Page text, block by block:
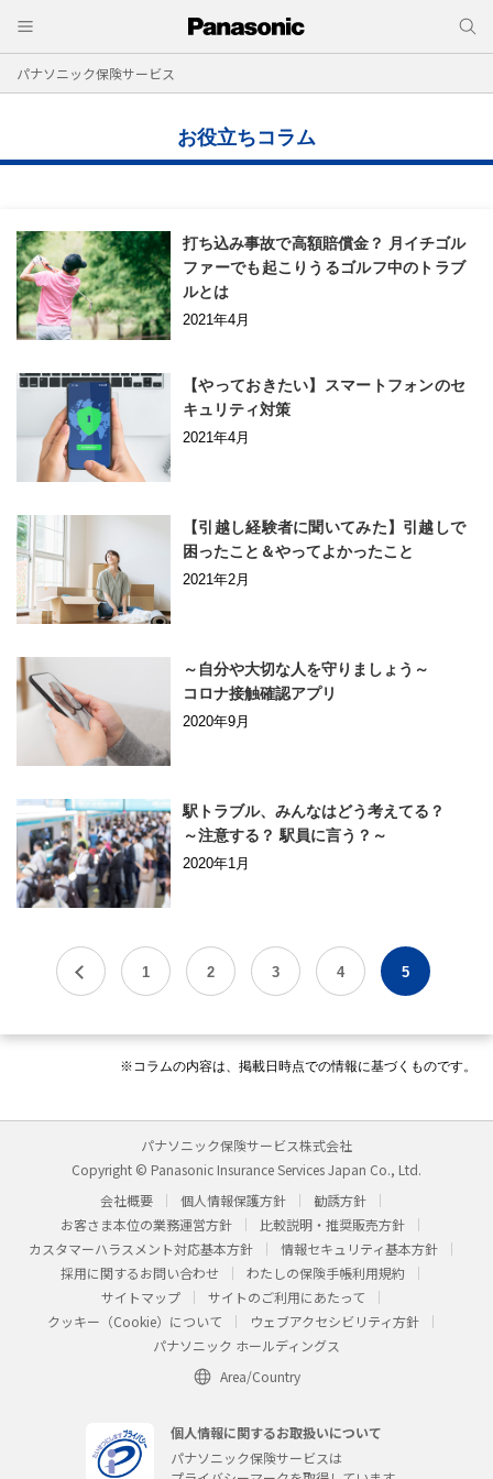
パナソニック保険サービス
お役立ちコラム
打ち込み事故で高額賠償金？ 月イチゴル
ファーでも起こりうるゴルフ中のトラブ
ルとは
2021年4月
【やっておきたい】
スマートフォンのセ
キュリティ対策
2021年4月
【引越し経験者に聞いてみた】 引越しで
困ったこと＆やってよかったこと
2021年2月
～自分や大切な人を守りましょう～
コロナ接触確認アプリ
2020年9月
駅トラブル、みんなはどう考えてる？
～注意する？ 駅員に言う？～
2020年1月
1 2 3 4 5
※コラムの内容は、掲載日時点での情報に基づくものです。
パナソニック保険サービス株式会社
Copyright © Panasonic Insurance Services Japan Co., Ltd.
会社概要
個人情報保護方針
勧誘方針
お客さま本位の業務運営方針
比較説明・推奨販売方針
カスタマーハラスメント対応基本方針
情報セキュリティ基本方針
採用に関するお問い合わせ
わたしの保険手帳利用規約
サイトマップ
サイトのご利用にあたって
クッキー（Cookie）について
ウェブアクセシビリティ方針
パナソニック ホールディングス
Area/Country
個人情報に関するお取扱いについて
パナソニック保険サービスは